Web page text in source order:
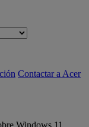
Contactar a Acer
Windows 11.